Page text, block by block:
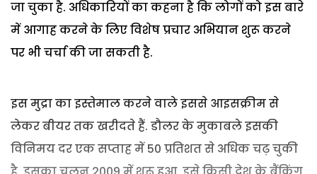
जा चुका है. अधिकारियों का कहना है कि लोगों को इस बारे
में आगाह करने के लिए विशेष प्रचार अभियान शुरू करने
पर भी चर्चा की जा सकती है.
इस मुद्रा का इस्तेमाल करने वाले इससे आइसक्रीम से
लेकर बीयर तक खरीदते हैं. डौलर के मुकाबले इसकी
विनिमय दर एक सप्ताह में 50 प्रतिशत से अधिक चढ़ चुकी